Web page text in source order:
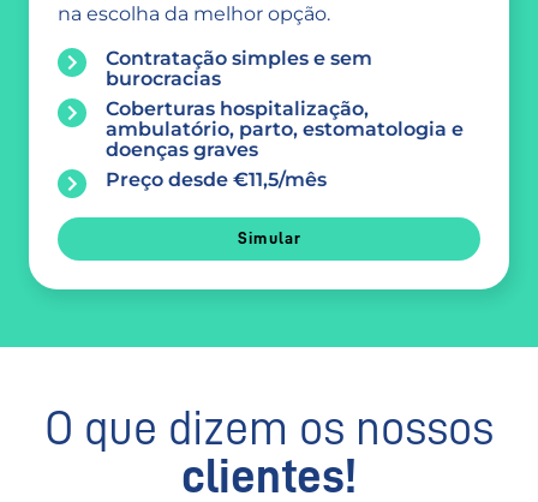
na escolha da melhor opção.
Contratação simples e sem
burocracias
Coberturas hospitalização,
ambulatório, parto, estomatologia e
doenças graves
Preço desde €11,5/mês
Simular
O que dizem os nossos
clientes!